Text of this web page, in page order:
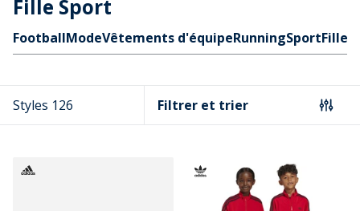
Fille Sport
Liens rapides
FootballModeVêtements d'équipeRunningSportFille
Styles 126 Filtrer et trier